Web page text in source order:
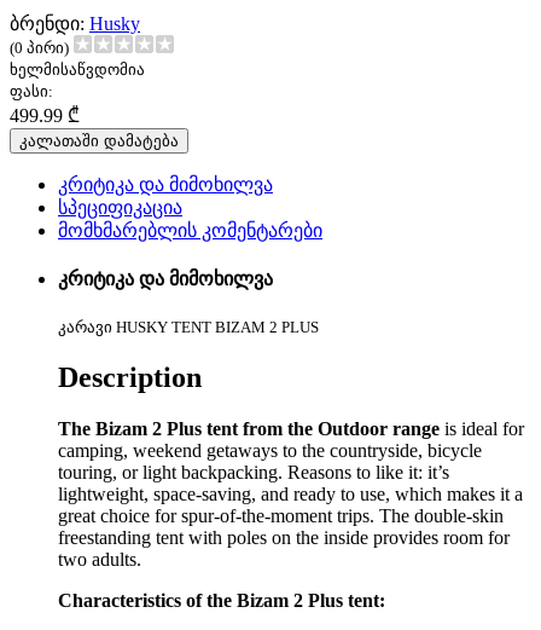
ბრენდი: Husky
(0 პირი)
ხელმისაწვდომია
ფასი:
499.99 ₾
კალათაში დამატება
კრიტიკა და მიმოხილვა
სპეციფიკაცია
მომხმარებლის კომენტარები
კრიტიკა და მიმოხილვა
კარავი HUSKY TENT BIZAM 2 PLUS
Description
The Bizam 2 Plus tent from the Outdoor range is ideal for
camping, weekend getaways to the countryside, bicycle
touring, or light backpacking. Reasons to like it: it’s
lightweight, space-saving, and ready to use, which makes it a
great choice for spur-of-the-moment trips. The double-skin
freestanding tent with poles on the inside provides room for
two adults.
Characteristics of the Bizam 2 Plus tent: